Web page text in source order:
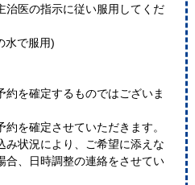
医の指示に従い服用してくだ
水で服用)
を確定するものではございま
を確定させていただきます。
状況により、ご希望に添えな
合、日時調整の連絡をさせてい